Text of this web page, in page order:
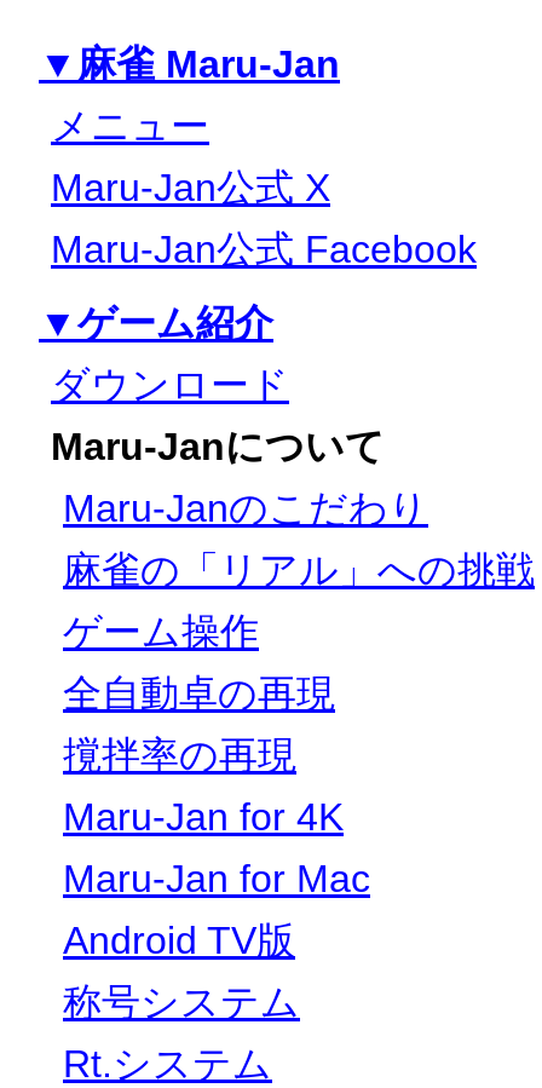
▼麻雀 Maru-Jan
メニュー
Maru-Jan公式 X
Maru-Jan公式 Facebook
▼ゲーム紹介
ダウンロード
Maru-Janについて
Maru-Janのこだわり
麻雀の「リアル」への挑戦
ゲーム操作
全自動卓の再現
撹拌率の再現
Maru-Jan for 4K
Maru-Jan for Mac
Android TV版
称号システム
Rt.システム